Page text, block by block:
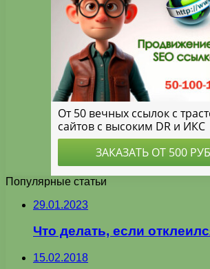
Популярные статьи
29.01.2023
Что делать, если
15.02.2018